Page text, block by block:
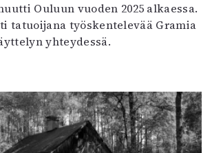
Ouluun vuoden 2025 alkaessa.
tatuoijana työskentelevää Gramia
yhteydessä.